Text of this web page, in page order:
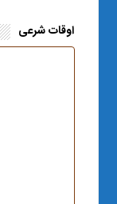
اوقات شرعی